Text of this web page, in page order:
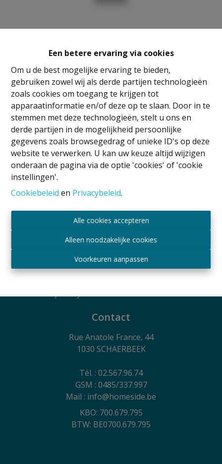
Een betere ervaring via cookies
Om u de best mogelijke ervaring te bieden,
gebruiken zowel wij als derde partijen technologieën
zoals cookies om toegang te krijgen tot
apparaatinformatie en/of deze op te slaan. Door in te
stemmen met deze technologieën, stelt u ons en
derde partijen in de mogelijkheid persoonlijke
gegevens zoals browsegedrag of unieke ID's op deze
website te verwerken. U kan uw keuze altijd wijzigen
onderaan de pagina via de optie 'cookies' of 'cookie
instellingen'.
Cookiebeleid en Privacybeleid.
Alle cookies accepteren
Alleen noodzakelijke cookies
Voorkeuren aanpassen
Wettelijke vermeldingen
IPI-houder: David GUNEL
Vastgoedmakelaar en rentmeester
Erkend door het BIV onder nummer 509.043 in
Toezichthoudende autoriteit BIV
Luxemburgstraat 16B, 1000 Brussel, België
Onderworpen aan de deontologische code
2018
Beroepsaansprakelijkheid en borgtocht via AXA
Belgium SA - polis nr. 730.390.160
Contact
Rue Anatole France, 44
1030 SCHAERBEEK
Tél. : 02.567.96.74
GSM : 0485/337.997
Mail : info@homeside.be
KBO: 700.679.795
BTW: BE0700.679.795